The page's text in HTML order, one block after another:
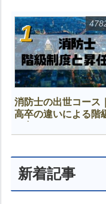
消防士の出世コース
高卒の違いによる階
新着記事